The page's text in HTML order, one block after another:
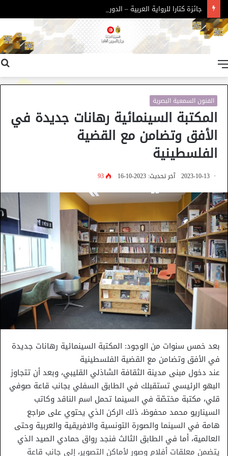
جائزة كتارا للرواية العربية – الدورة 11
الفنون السمعية البصرية
المكتبة السينمائية رهانات جديدة في
الأفق وتضامن مع القضية
الفلسطينية
2023-10-13 آخر تحديث: 2023-10-16 93
بعد خمس سنوات من الوجود: المكتبة السينمائية رهانات جديدة
في الأفق وتضامن مع القضية الفلسطينية
عند دخول مبنى مدينة الثقافة الشاذلي القليبي، وبعد أن تتجاوز
البهو الرئيسي تستقبلك في الطابق السفلي بجانب قاعة صوفي
قلي، مكتبة مختصّة في السينما تحمل اسم الناقد وكاتب
السيناريو محمد محفوظ، ذلك الركن الذي يحتوي على مراجع
هامة في السينما والصورة التونسية والافريقية والعربية وحتى
العالمية، أما في الطابق الثالث فنجد رواق حمادي الصيد الذي
يتضمن معلقات أفلام وصور لأماكن التصوير، إلى جانب قاعة